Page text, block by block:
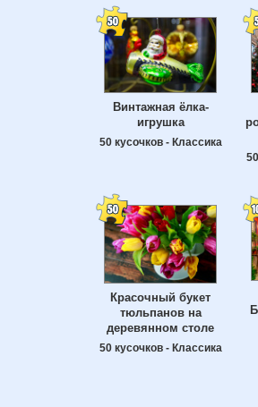
Винтажная ёлка-
игрушка
50 кусочков - Классика
Красочный букет
тюльпанов на
деревянном столе
50 кусочков - Классика